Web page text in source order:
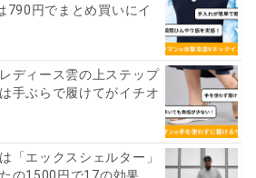
790円でまとめ買いにイ
ディース雲の上ステップ
手ぶらで履けてがイチオ
「エックスシェルター」
の1500円で17の効果